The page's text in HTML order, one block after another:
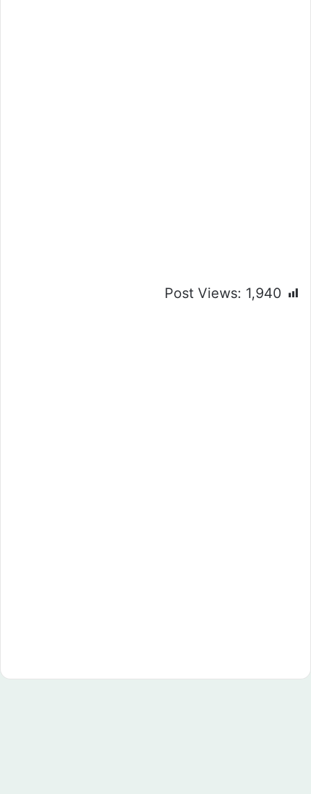
Post Views: 1,940